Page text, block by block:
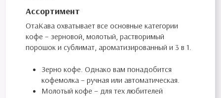
Ассортимент
ОтаКава охватывает все основные категории
кофе – зерновой, молотый, растворимый
порошок и сублимат, ароматизированный и 3 в 1.
Зерно кофе. Однако вам понадобится
кофемолка – ручная или автоматическая.
Молотый кофе – для тех любителей